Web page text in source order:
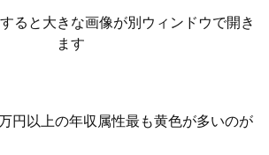
ると大きな画像が別ウィンドウで開き
ます
円以上の年収属性最も黄色が多いのが